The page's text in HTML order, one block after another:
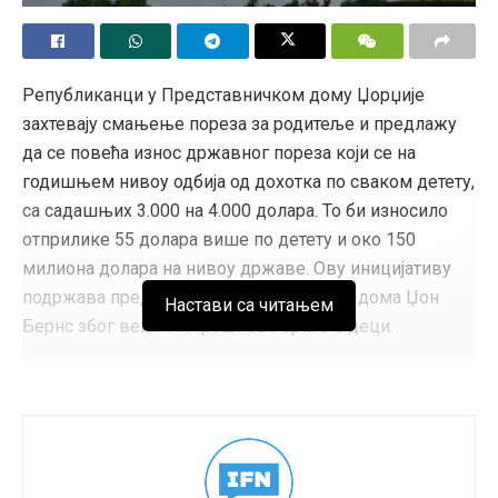
Републиканци у Представничком дому Џорџије
захтевају смањење пореза за родитеље и предлажу
да се повећа износ државног пореза који се на
годишњем нивоу одбија од дохотка по сваком детету,
са садашњих 3.000 на 4.000 долара. То би износило
отприлике 55 долара више по детету и око 150
милиона долара на нивоу државе. Ову иницијативу
подржава председник Представничког дома Џон
Бернс због великих трошкова бриге о деци.
власницима кућа око 100 милиона долара. Међутим,
то ће морати да одобре бирачи на новембарском
Настави са читањем